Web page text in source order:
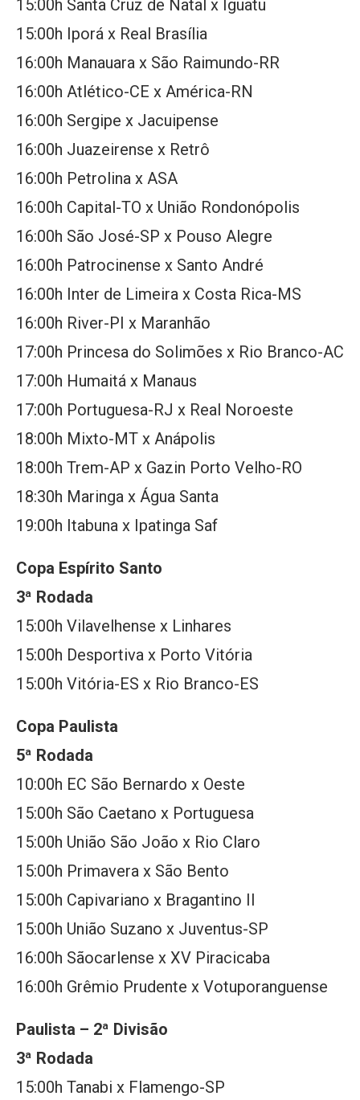
15:00h Santa Cruz de Natal x Iguatu
15:00h Iporá x Real Brasília
16:00h Manauara x São Raimundo-RR
16:00h Atlético-CE x América-RN
16:00h Sergipe x Jacuipense
16:00h Juazeirense x Retrô
16:00h Petrolina x ASA
16:00h Capital-TO x União Rondonópolis
16:00h São José-SP x Pouso Alegre
16:00h Patrocinense x Santo André
16:00h Inter de Limeira x Costa Rica-MS
16:00h River-PI x Maranhão
17:00h Princesa do Solimões x Rio Branco-AC
17:00h Humaitá x Manaus
17:00h Portuguesa-RJ x Real Noroeste
18:00h Mixto-MT x Anápolis
18:00h Trem-AP x Gazin Porto Velho-RO
18:30h Maringa x Água Santa
19:00h Itabuna x Ipatinga Saf
Copa Espírito Santo
3ª Rodada
15:00h Vilavelhense x Linhares
15:00h Desportiva x Porto Vitória
15:00h Vitória-ES x Rio Branco-ES
Copa Paulista
5ª Rodada
10:00h EC São Bernardo x Oeste
15:00h São Caetano x Portuguesa
15:00h União São João x Rio Claro
15:00h Primavera x São Bento
15:00h Capivariano x Bragantino II
15:00h União Suzano x Juventus-SP
16:00h Sãocarlense x XV Piracicaba
16:00h Grêmio Prudente x Votuporanguense
Paulista – 2ª Divisão
3ª Rodada
15:00h Tanabi x Flamengo-SP